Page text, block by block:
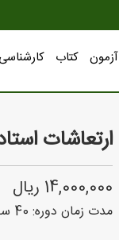
آزمون کتاب
ارتعاشات استاد
14,000,000 ریال
مدت زمان دوره: 40